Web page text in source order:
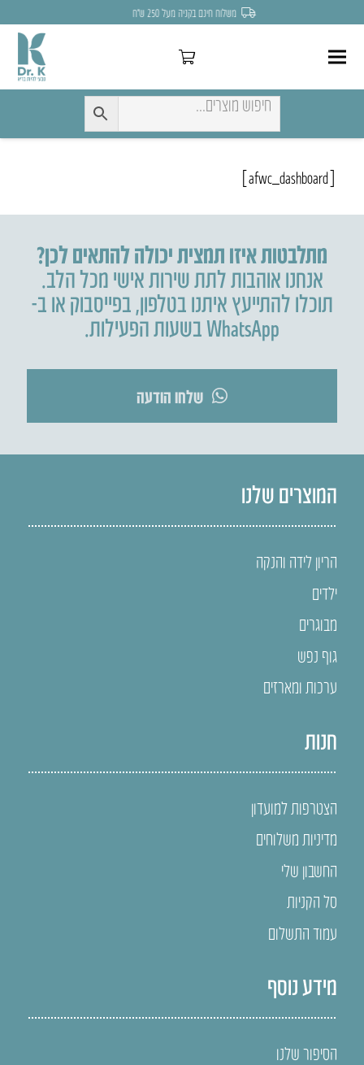
משלוח חינם בקניה מעל 250 ש״ח
[afwc_dashboard]
מתלבטות איזו תמצית יכולה להתאים לכן?
אנחנו אוהבות לתת שירות אישי מכל הלב.
תוכלו להתייעץ איתנו בטלפון,בפייסבוק או ב-
WhatsApp בשעות הפעילות.
שלחו הודעה
המוצרים שלנו
הריון לידה והנקה
ילדים
מבוגרים
גוף נפש
ערכות ומארזים
חנות
הצטרפות למועדון
מדיניות משלוחים
החשבון שלי
סל הקניות
עמוד התשלום
מידע נוסף
הסיפור שלנו